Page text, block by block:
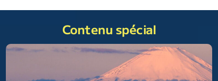
Contenu spécial